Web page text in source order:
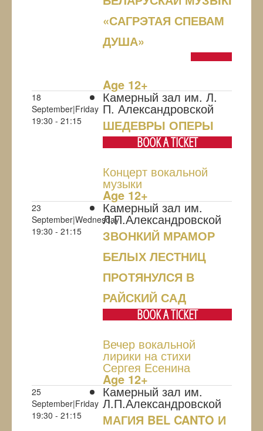
«САГРЭТАЯ СПЕВАМ
ДУША»
Age 12+
18
September|Friday
19:30 - 21:15
Камерный зал им. Л.
П. Александровской
ШЕДЕВРЫ ОПЕРЫ
BOOK A TICKET
Концерт вокальной
музыки
Age 12+
23
September|Wednesday
19:30 - 21:15
Камерный зал им.
Л.П.Александровской
ЗВОНКИЙ МРАМОР
БЕЛЫХ ЛЕСТНИЦ
ПРОТЯНУЛСЯ В
РАЙСКИЙ САД
BOOK A TICKET
Вечер вокальной
лирики на стихи
Сергея Есенина
Age 12+
25
September|Friday
19:30 - 21:15
Камерный зал им.
Л.П.Александровской
МАГИЯ BEL CANTO И